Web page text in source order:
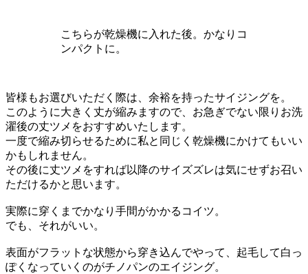
こちらが乾燥機に入れた後。かなりコ
ンパクトに。
皆様もお選びいただく際は、余裕を持ったサイジングを。
このように大きく丈が縮みますので、お急ぎでない限りお洗
濯後の丈ツメをおすすめいたします。
一度で縮み切らせるために私と同じく乾燥機にかけてもいい
かもしれません。
その後に丈ツメをすれば以降のサイズズレは気にせずお召い
ただけるかと思います。
実際に穿くまでかなり手間がかかるコイツ。
でも、それがいい。
表面がフラットな状態から穿き込んでやって、起毛して白っ
ぽくなっていくのがチノパンのエイジング。